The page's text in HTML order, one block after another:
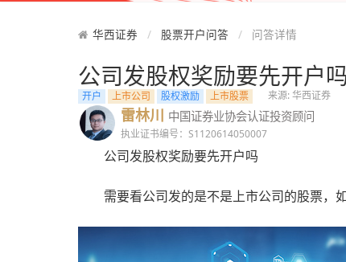
华西证券 股票开户问答 问答详情
公司发股权奖励要先开户
开户 上市公司 股权激励 上市股票 来源: 华西证券
雷林川 中国证券业协会认证投资顾问
执业证书编号：S1120614050007
公司发股权奖励要先开户吗
需要看公司发的是不是上市公司的股票，